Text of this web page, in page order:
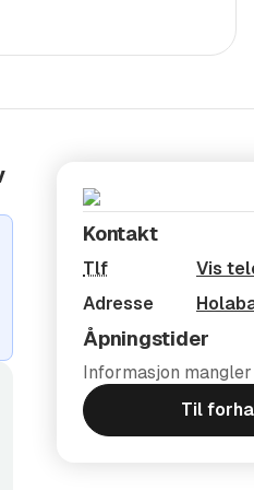
----
for din gamle bil
Forutsetter to sett nøkler,
de neste 3
og at bilen er kjørbar.
Kontakt
Tlf
Vis
Adresse
Åpningstider
Informasjon mangler
Til